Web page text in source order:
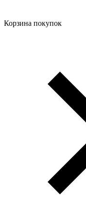
Корзина покупок